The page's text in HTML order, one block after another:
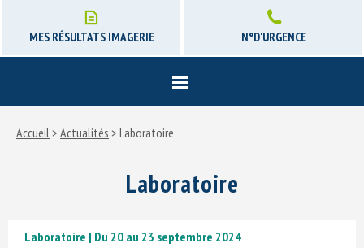
MES RÉSULTATS IMAGERIE N°D'URGENCE
Accueil> Actualités > Laboratoire
Laboratoire
Laboratoire | Du 20 au 23 septembre 2024